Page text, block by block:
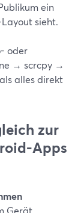
ein
sieht.
oder
→ scrcpy →
alles direkt
zur
Apps
Gerät